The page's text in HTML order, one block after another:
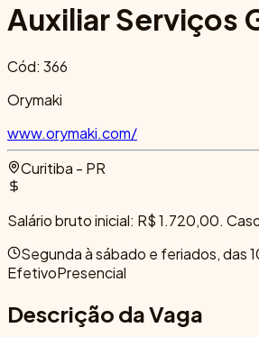
Auxiliar Serviços
Cód: 366
Orymaki
www.orymaki.com/
Curitiba - PR
Salário bruto inicial: R$ 1.720,00.
Segunda à sábado e feriados, das
EfetivoPresencial
Descrição da Vaga